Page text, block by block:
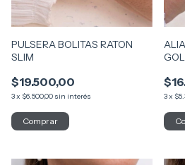
PULSERA BOLITAS RATON
SLIM
$19.500,00
3x $6.500,00 sin interés 3x